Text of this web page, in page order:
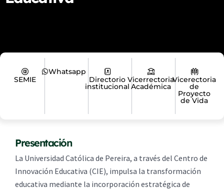
SEMIE
Whatsapp
Directorio
institucional
Vicerrectoria
Académica
Vicerectoria
de
Proyecto
de Vida
Presentación
La Universidad Católica de Pereira, a través del Centro de
Innovación Educativa (CIE), impulsa la transformación
educativa mediante la incorporación estratégica de